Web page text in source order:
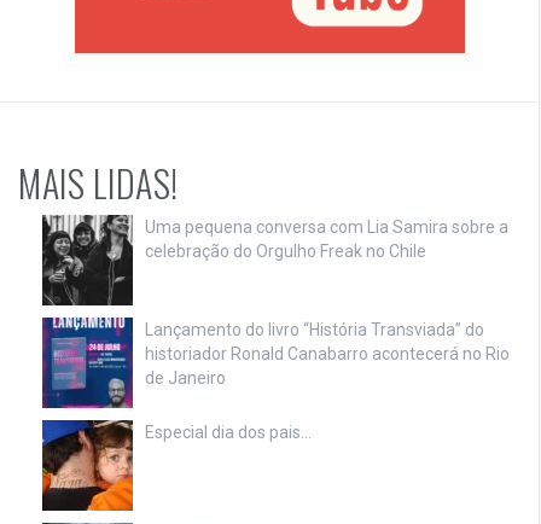
MAIS LIDAS!
Uma pequena conversa com Lia Samira sobre a
celebração do Orgulho Freak no Chile
Lançamento do livro “História Transviada” do
historiador Ronald Canabarro acontecerá no Rio
de Janeiro
Especial dia dos pais…